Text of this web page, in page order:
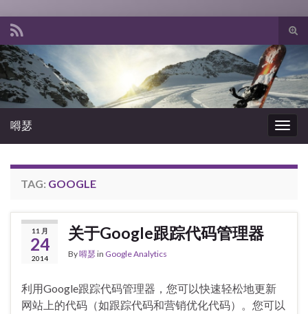
嘚瑟
TAG: GOOGLE
11 月
24
2014
关于Google跟踪代码管理器
By嘚瑟 in Google Analytics
利用Google跟踪代码管理器，您可以快速轻松地更新
网站上的代码（如跟踪代码和营销优化代码）。您可以